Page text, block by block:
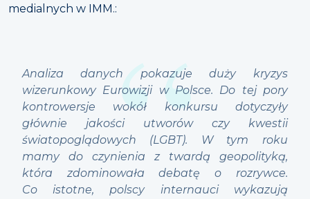
medialnych w IMM.:
Analiza danych pokazuje duży kryzys
wizerunkowy Eurowizji w Polsce. Do tej pory
kontrowersje wokół konkursu dotyczyły
głównie jakości utworów czy kwestii
światopoglądowych (LGBT). W tym roku
mamy do czynienia z twardą geopolityką,
która zdominowała debatę o rozrywce.
Co istotne, polscy internauci wykazują